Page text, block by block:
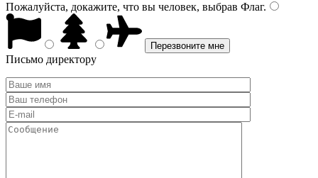
Пожалуйста, докажите, что вы человек, выбрав Флаг.
Письмо директору